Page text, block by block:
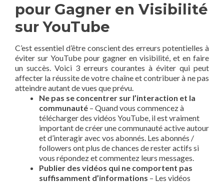
pour Gagner en Visibilité
sur YouTube
C’est essentiel d’être conscient des erreurs potentielles à
éviter sur YouTube pour gagner en visibilité, et en faire
un succès. Voici 3 erreurs courantes à éviter qui peut
affecter la réussite de votre chaîne et contribuer à ne pas
atteindre autant de vues que prévu.
Ne pas se concentrer sur l’interaction et la
communauté – Quand vous commencez à
télécharger des vidéos YouTube, il est vraiment
important de créer une communauté active autour
et d’interagir avec vos abonnés. Les abonnés /
followers ont plus de chances de rester actifs si
vous répondez et commentez leurs messages.
Publier des vidéos qui ne comportent pas
suffisamment d’informations – Les vidéos